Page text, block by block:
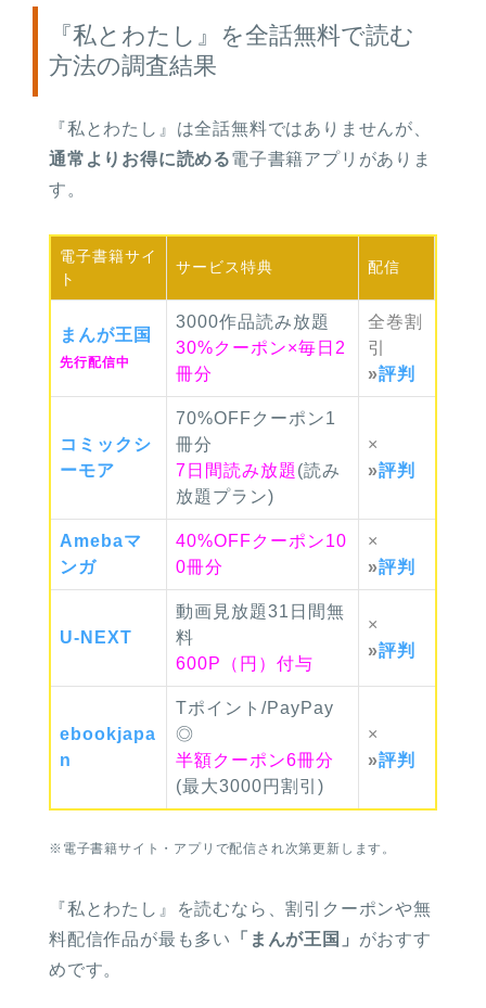
『私とわたし』を全話無料で読む
方法の調査結果
『私とわたし』 は全話無料ではありませんが、
通常よりお得に読める電子書籍アプリがありま
す。
電子書籍サイ
ト
サービス特典 配信
まんが王国
先行配信中
3000作品読み放題
30%クーポン×毎日2
冊分
全巻割
引
»評判
コミック シ
ーモア
70%OFFクーポン1
冊分
7日間読み放題(読み
放題プラン)
×
»評判
Amebaマ
ンガ
40%OFFクーポン10
0冊分
×
»評判
U-NEXT
動画見放題31日間無
料
600P（円）付与
×
»評判
ebookjapa
n
Tポイント/PayPay
◎
半額クーポン6冊分
(最大3000円割引)
×
»評判
※電子書籍サイト・アプリで配信され次第更新します。
『私とわたし』を読むなら、割引クーポンや無
料配信作品が最も多い
「まんが王国」 がおすす
めです。